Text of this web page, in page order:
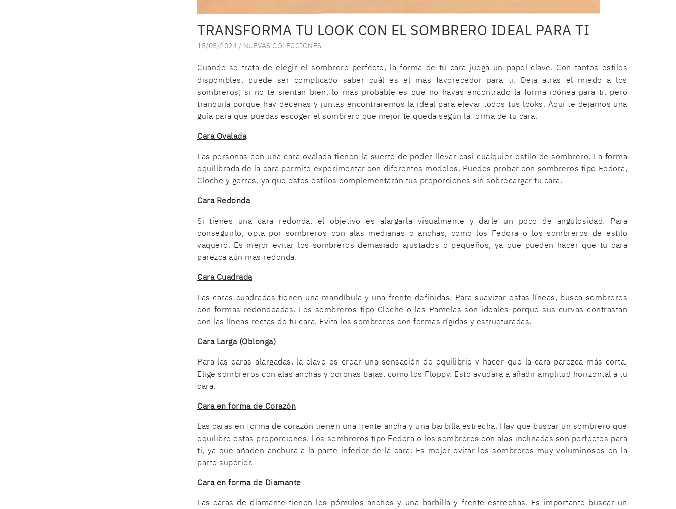
TRANSFORMA TU LOOK CON EL SOMBRERO IDEAL PARA TI
15/05/2024 / NUEVAS COLECCIONES
Cuando se trata de elegir el sombrero perfecto, la forma de tu cara juega un papel clave. Con tantos estilos
disponibles, puede ser complicado saber cuál es el más favorecedor para ti. Deja atrás el miedo a los
sombreros; si no te sientan bien, lo más probable es que no hayas encontrado la forma idónea para ti, pero
tranquila porque hay decenas y juntas encontraremos la ideal para elevar todos tus looks. Aquí te dejamos una
guía para que puedas escoger el sombrero que mejor te queda según la forma de tu cara.
Cara Ovalada
Las personas con una cara ovalada tienen la suerte de poder llevar casi cualquier estilo de sombrero. La forma
equilibrada de la cara permite experimentar con diferentes modelos. Puedes probar con sombreros tipo Fedora,
Cloche y gorras, ya que estos estilos complementarán tus proporciones sin sobrecargar tu cara.
Cara Redonda
Si tienes una cara redonda, el objetivo es alargarla visualmente y darle un poco de angulosidad. Para
conseguirlo, opta por sombreros con alas medianas o anchas, como los Fedora o los sombreros de estilo
vaquero. Es mejor evitar los sombreros demasiado ajustados o pequeños, ya que pueden hacer que tu cara
parezca aún más redonda.
Cara Cuadrada
Las caras cuadradas tienen una mandíbula y una frente definidas. Para suavizar estas líneas, busca sombreros
con formas redondeadas. Los sombreros tipo Cloche o las Pamelas son ideales porque sus curvas contrastan
con las líneas rectas de tu cara. Evita los sombreros con formas rígidas y estructuradas.
Cara Larga (Oblonga)
Para las caras alargadas, la clave es crear una sensación de equilibrio y hacer que la cara parezca más corta.
Elige sombreros con alas anchas y coronas bajas, como los Floppy. Esto ayudará a añadir amplitud horizontal a tu
cara.
Cara en forma de Corazón
Las caras en forma de corazón tienen una frente ancha y una barbilla estrecha. Hay que buscar un sombrero que
equilibre estas proporciones. Los sombreros tipo Fedora o los sombreros con alas inclinadas son perfectos para
ti, ya que añaden anchura a la parte inferior de la cara. Es mejor evitar los sombreros muy voluminosos en la
parte superior.
Cara en forma de Diamante
Las caras de diamante tienen los pómulos anchos y una barbilla y frente estrechas. Es importante buscar un